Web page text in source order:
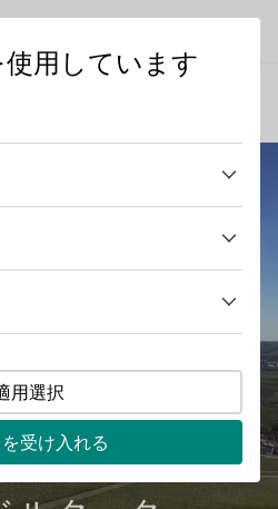
用しています
用選択
受け入れる